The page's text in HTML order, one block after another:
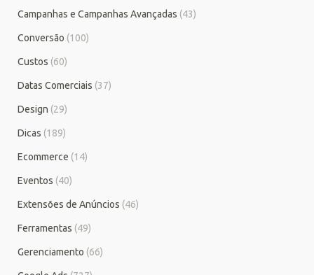
Campanhas e Campanhas Avançadas (43)
Conversão (100)
Custos (60)
Datas Comerciais (37)
Design (29)
Dicas (189)
Ecommerce (14)
Eventos (40)
Extensões de Anúncios (46)
Ferramentas (49)
Gerenciamento (66)